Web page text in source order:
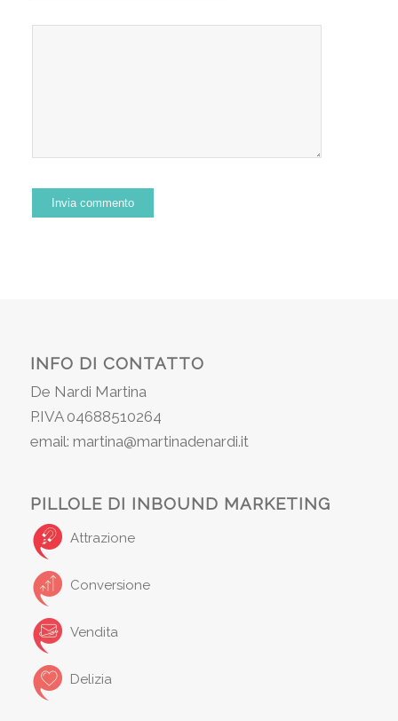
INFO DI CONTATTO
De Nardi Martina
P.IVA 04688510264
email: martina@martinadenardi.it
PILLOLE DI INBOUND MARKETING
Attrazione
Conversione
Vendita
Delizia